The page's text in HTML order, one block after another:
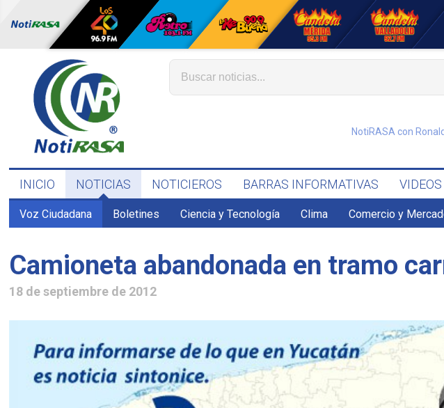
NotiRASA con
INICIO NOTICIAS NOTICIEROS BARRAS INFORMATIVAS VIDEOS
Voz Ciudadana Boletines Ciencia y Tecnología Clima Comercio y
Camioneta abandonada en tramo
18 de septiembre de 2012